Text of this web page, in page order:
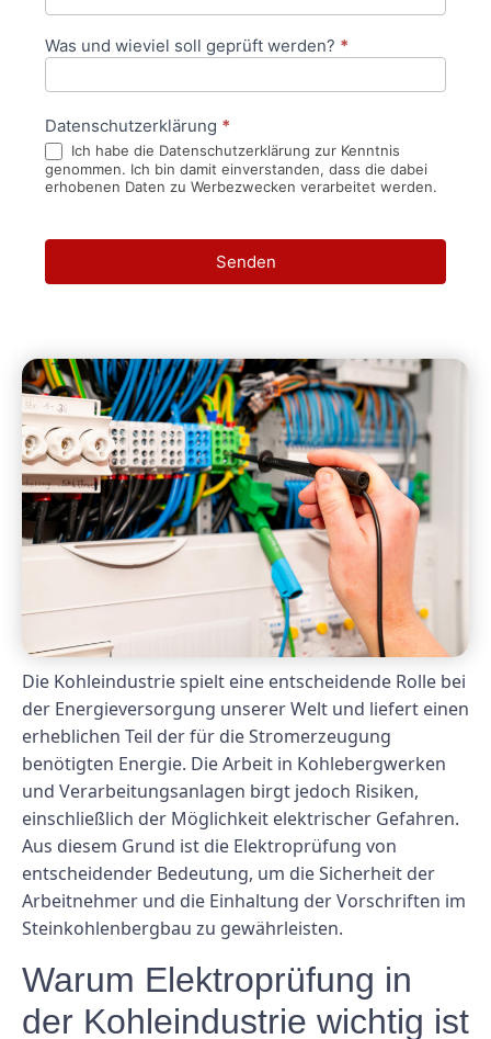
Was und wieviel soll geprüft werden? *
Datenschutzerklärung *
Ich habe die Datenschutzerklärung zur Kenntnis
genommen. Ich bin damit einverstanden, dass die dabei
erhobenen Daten zu Werbezwecken verarbeitet werden.
Senden
Die Kohleindustrie spielt eine entscheidende Rolle bei
der Energieversorgung unserer Welt und liefert einen
erheblichen Teil der für die Stromerzeugung
benötigten Energie. Die Arbeit in Kohlebergwerken
und Verarbeitungsanlagen birgt jedoch Risiken,
einschließlich der Möglichkeit elektrischer Gefahren.
Aus diesem Grund ist die Elektroprüfung von
entscheidender Bedeutung, um die Sicherheit der
Arbeitnehmer und die Einhaltung der Vorschriften im
Steinkohlenbergbau zu gewährleisten.
Warum Elektroprüfung in
der Kohleindustrie wichtig ist